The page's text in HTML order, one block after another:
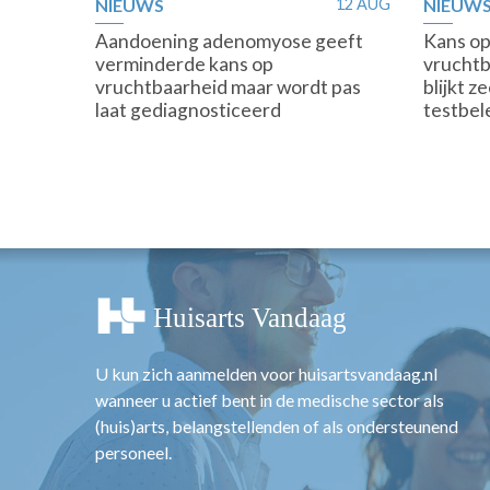
NIEUWS 12 AUG
Aandoening adenomyose geeft
verminderde kans op
vruchtbaarheid maar wordt pas
laat gediagnosticeerd
NIEUWS
Kans
blijkt
U kun zich aanmelden voor huisartsvandaag.nl
wanneer u actief bent in de medische sector als
(huis)arts, belangstellenden of als ondersteunend
personeel.